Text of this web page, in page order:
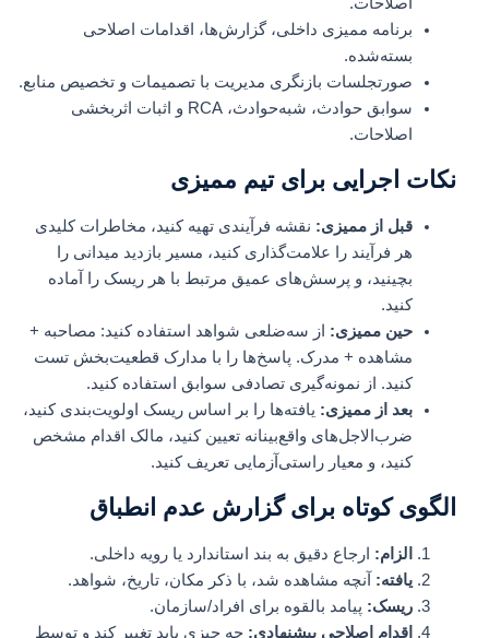
برنامه ممیزی داخلی، گزارش‌ها، اقدامات اصلاحی
بسته‌شده.
صورتجلسات بازنگری مدیریت با تصمیمات و تخصیص منابع.
سوابق حوادث، شبه‌حوادث، RCA و اثبات اثربخشی
اصلاحات.
نکات اجرایی برای تیم ممیزی
قبل از ممیزی:نقشه فرآیندی تهیه کنید، مخاطرات کلیدی
هر فرآیند را علامت‌گذاری کنید، مسیر بازدید میدانی را
بچینید، و پرسش‌های عمیق مرتبط با هر ریسک را آماده
کنید.
حین ممیزی:از سه‌ضلعی شواهد استفاده کنید: مصاحبه +
مشاهده + مدرک. پاسخ‌ها را با مدارک قطعیت‌بخش تست
کنید. از نمونه‌گیری تصادفی سوابق استفاده کنید.
بعد از ممیزی:یافته‌ها را بر اساس ریسک اولویت‌بندی کنید،
ضرب‌الاجل‌های واقع‌بینانه تعیین کنید، مالک اقدام مشخص
کنید، و معیار راستی‌آزمایی تعریف کنید.
الگوی کوتاه برای گزارش عدم انطباق
الزام:ارجاع دقیق به بند استاندارد یا رویه داخلی.
یافته:آنچه مشاهده شد، با ذکر مکان، تاریخ، شواهد.
ریسک:پیامد بالقوه برای افراد/سازمان.
اقدام اصلاحی پیشنهادی:چه چیزی باید تغییر کند و توسط